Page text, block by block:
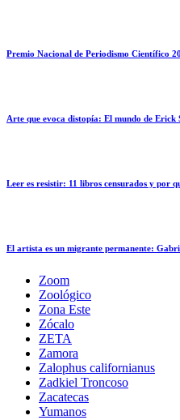
Premio Nacional de Periodismo Científico
Arte que evoca distopía: El mundo de Erick
Leer es resistir: 11 libros censurados y por
El artista es un migrante permanente:
Zoom
Zoológico
Zona Este
Zócalo
ZETA
Zamora
Zalophus californianus
Zadkiel Troncoso
Zacatecas
Yumanos